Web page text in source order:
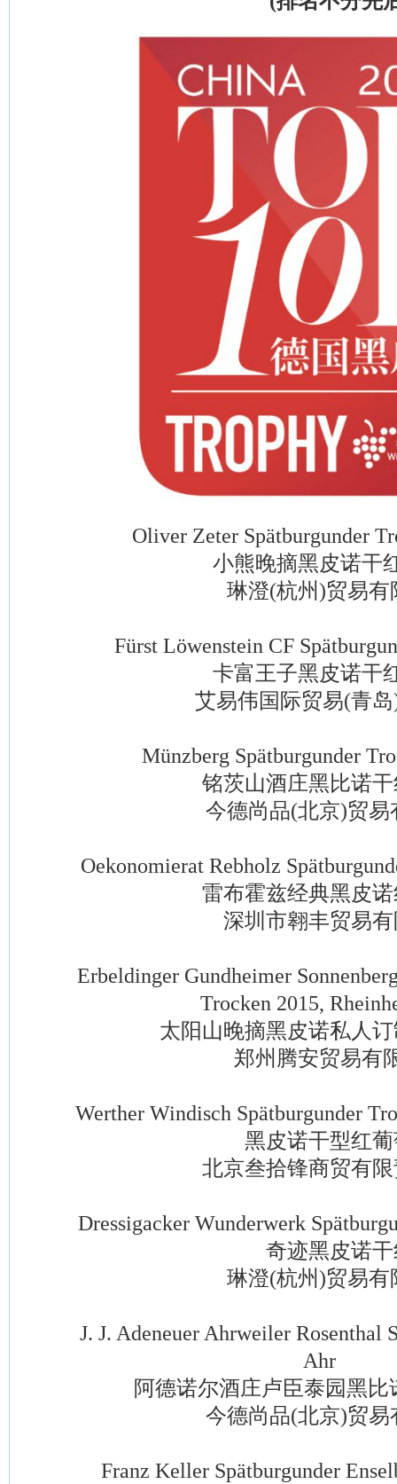
Oliver Zeter Spätburgunder
小熊晚摘黑皮诺干
琳澄(杭州)贸易有
Fürst Löwenstein CF
卡富王子黑皮诺干
艾易伟国际贸易(青岛
Münzberg Spätburgunder
铭茨山酒庄黑比诺干
今德尚品(北京)贸易
Oekonomierat Rebholz
雷布霍兹经典黑皮诺
深圳市翱丰贸易有
Erbeldinger Gundheimer
Trocken 2015,
太阳山晚摘黑皮诺私人订
郑州腾安贸易有
Werther Windisch Spätburgunder
黑皮诺干型红葡
北京叁拾锋商贸有限
Dressigacker Wunderwerk
奇迹黑皮诺干
琳澄(杭州)贸易有
J. J. Adeneuer Ahrweiler Rosenthal
Ahr
阿德诺尔酒庄卢臣泰园黑比
今德尚品(北京)贸易
Franz Keller Spätburgunder